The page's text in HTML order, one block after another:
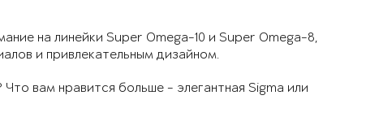
на линейки Super Omega-10 и Super Omega-8,
и привлекательным дизайном.
вам нравится больше - элегантная Sigma или